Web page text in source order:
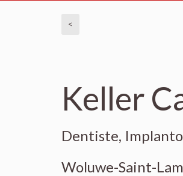
<
Keller
Dentiste,
Woluwe-Saint-